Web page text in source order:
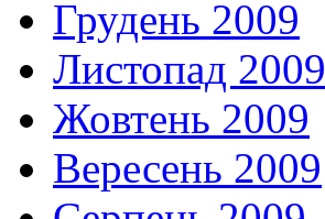
Грудень 2009
Листопад 2009
Жовтень 2009
Вересень 2009